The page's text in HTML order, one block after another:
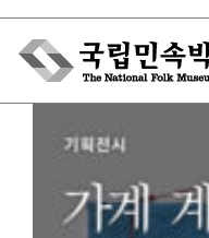
Skip
content
박물관에서는
민속이야기